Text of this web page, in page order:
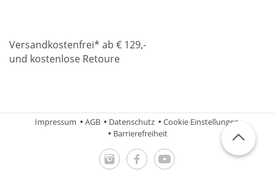
Versandkostenfrei* ab € 129,-
und kostenlose Retoure
Impressum AGB Datenschutz
Cookie Einstellungen
Barrierefreiheit